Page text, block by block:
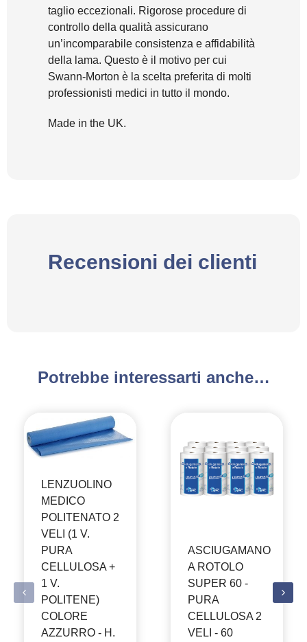
taglio eccezionali. Rigorose procedure di
controllo della qualità assicurano
un’incomparabile consistenza e affidabilità
della lama. Questo è il motivo per cui
Swann-Morton è la scelta preferita di molti
professionisti medici in tutto il mondo.
Made in the UK.
Recensioni dei clienti
Potrebbe interessarti anche…
LENZUOLINO
MEDICO
POLITENATO 2
VELI (1 V.
PURA
CELLULOSA +
1 V.
POLITENE)
COLORE
AZZURRO - H.
ASCIUGAMANO
A ROTOLO
SUPER 60 -
PURA
CELLULOSA 2
VELI - 60